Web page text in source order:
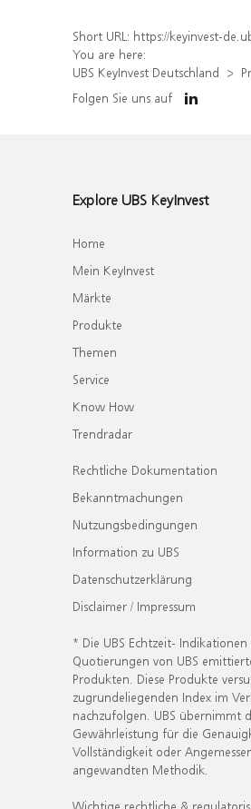
Short URL: https://keyinvest-de.ubs.com/produkt/detail/
You are here:
UBS KeyInvest Deutschland
Folgen Sie uns auf
Explore UBS KeyInvest
Home
Mein KeyInvest
Märkte
Produkte
Themen
Service
Know How
Trendradar
Rechtliche Dokumentation
Bekanntmachungen
Nutzungsbedingungen
Information zu UBS
Datenschutzerklärung
Disclaimer / Impressum
* Die UBS Echtzeit-
Quotierungen von UBS
Produkten. Diese Produkte
zugrundeliegenden Index im
nachzufolgen. UBS übernimmt
Gewährleistung für die
Vollständigkeit oder
angewandten Methodik.